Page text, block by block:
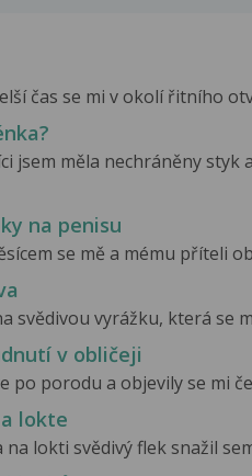
čas se mi v okolí řitního
jsem měla nechráněny styk
na penisu
se mě a mému příteli
svědivou vyrážku, která se
v obličeji
po porodu a objevily se mi
lokte
lokti svědivý flek snažil